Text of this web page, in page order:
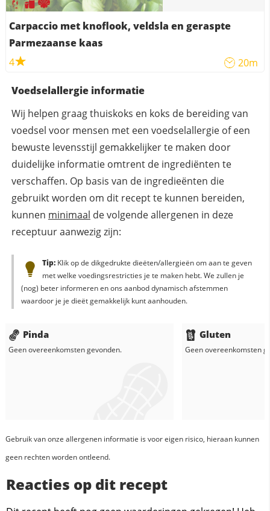
Carpaccio met knoflook, veldsla en geraspte
Parmezaanse kaas
4
20m
Voedselallergie informatie
Wij helpen graag thuiskoks en koks de bereiding van
voedsel voor mensen met een voedselallergie of een
bewuste levensstijl gemakkelijker te maken door
duidelijke informatie omtrent de ingrediënten te
verschaffen. Op basis van de ingredieënten die
gebruikt worden om dit recept te kunnen bereiden,
kunnen minimaal de volgende allergenen in deze
receptuur aanwezig zijn:
Tip:Klik op de dikgedrukte dieëten/allergieën om aan te geven
met welke voedingsrestricties je te maken hebt. We zullen je
(nog) beter informeren en ons aanbod dynamisch afstemmen
waardoor je je dieët gemakkelijk kunt aanhouden.
Pinda
Geen overeenkomsten gevonden.
Gluten
Geen overeenkomsten
Gebruik van onze allergenen informatie is voor eigen risico, hieraan kunnen
geen rechten worden ontleend.
Reacties op dit recept